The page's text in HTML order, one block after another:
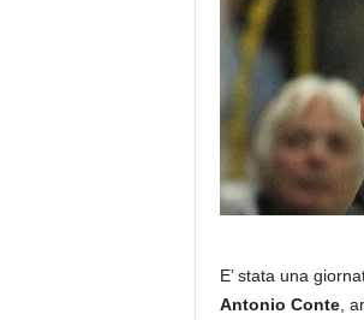
E’ stata una
Antonio Conte,